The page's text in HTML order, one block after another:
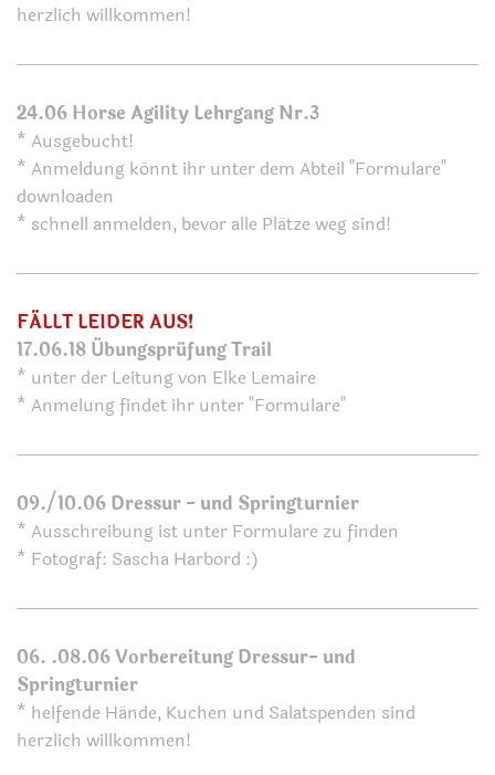
herzlich willkommen!
24.06 Horse Agility Lehrgang Nr.3
* Ausgebucht!
* Anmeldung könnt ihr unter dem Abteil "Formulare"
downloaden
* schnell anmelden, bevor alle Plätze weg sind!
FÄLLT LEIDER AUS!
17.06.18 Übungsprüfung Trail
* unter der Leitung von Elke Lemaire
* Anmelung findet ihr unter "Formulare"
09./10.06 Dressur - und Springturnier
* Ausschreibung ist unter Formulare zu finden
* Fotograf: Sascha Harbord :)
06. .08.06 Vorbereitung Dressur- und
Springturnier
* helfende Hände, Kuchen und Salatspenden sind
herzlich willkommen!